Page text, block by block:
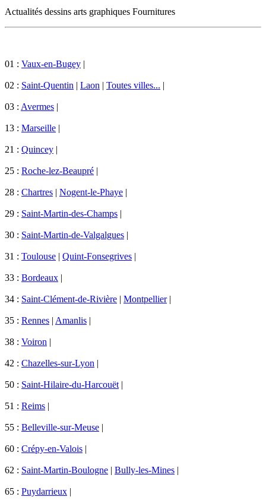
Actualités dessins arts graphiques Fournitures
01 : Vaux-en-Bugey |
02 : Saint-Quentin | Laon | Toutes villes... |
03 : Avermes |
13 : Marseille |
21 : Quincey |
25 : Roche-lez-Beaupré |
28 : Chartres | Nogent-le-Phaye |
29 : Saint-Martin-des-Champs |
30 : Saint-Martin-de-Valgalgues |
31 : Toulouse | Quint-Fonsegrives |
33 : Bordeaux |
34 : Saint-Clément-de-Rivière | Montpellier|
35 : Rennes | Amanlis |
38 : Voiron |
42 : Chazelles-sur-Lyon |
50 : Saint-Hilaire-du-Harcouët |
51 : Reims |
55 : Belleville-sur-Meuse |
60 : Crépy-en-Valois |
62 : Saint-Martin-Boulogne | Bully-les-Mines |
65 : Puydarrieux |